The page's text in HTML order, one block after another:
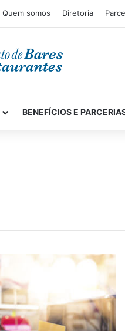
Quem somos Diretoria
BENEFÍCIOS E